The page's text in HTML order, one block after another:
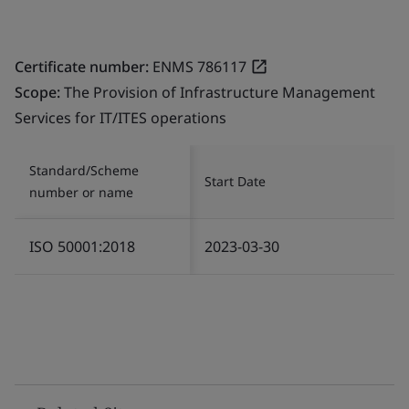
Certificate number: ENMS 786117
Scope:The Provision of Infrastructure Management
Services for IT/ITES operations
Standard/Scheme
number or name
Start Date
ISO 50001:2018 2023-03-30